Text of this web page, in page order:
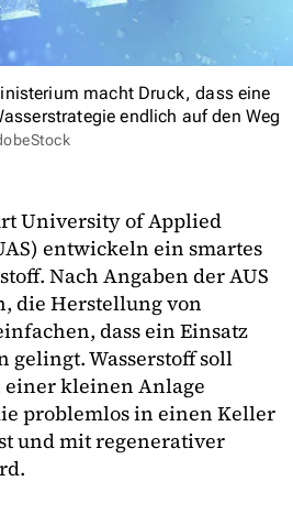
macht Druck, dass eine
endlich auf den Weg
University of Applied
entwickeln ein smartes
Nach Angaben der AUS
die Herstellung von
dass ein Einsatz
gelingt. Wasserstoff soll
kleinen Anlage
problemlos in einen Keller
und mit regenerativer